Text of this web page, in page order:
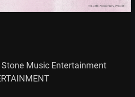
Music Entertainment